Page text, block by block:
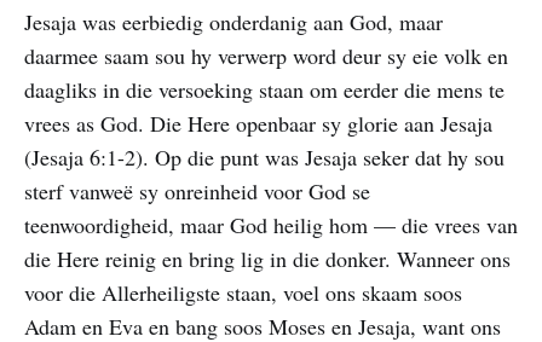
Jesaja was eerbiedig onderdanig aan God, maar
daarmee saam sou hy verwerp word deur sy eie volk en
daagliks in die versoeking staan om eerder die mens te
vrees as God. Die Here openbaar sy glorie aan Jesaja
(Jesaja 6:1-2). Op die punt was Jesaja seker dat hy sou
sterf vanweë sy onreinheid voor God se
teenwoordigheid, maar God heilig hom — die vrees van
die Here reinig en bring lig in die donker. Wanneer ons
voor die Allerheiligste staan, voel ons skaam soos
Adam en Eva en bang soos Moses en Jesaja, want ons